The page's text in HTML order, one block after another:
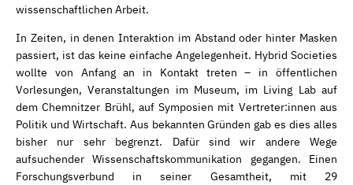
wissenschaftlichen Arbeit.
In Zeiten, in denen Interaktion im Abstand oder hinter Masken
passiert, ist das keine einfache Angelegenheit. Hybrid Societies
wollte von Anfang an in Kontakt treten – in öffentlichen
Vorlesungen, Veranstaltungen im Museum, im Living Lab auf
dem Chemnitzer Brühl, auf Symposien mit Vertreter:innen aus
Politik und Wirtschaft. Aus bekannten Gründen gab es dies alles
bisher nur sehr begrenzt. Dafür sind wir andere Wege
aufsuchender Wissenschaftskommunikation gegangen. Einen
Forschungsverbund in seiner Gesamtheit, mit 29